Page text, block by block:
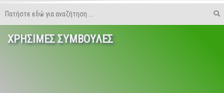
Search
ΧΡΗΣΙΜΕΣ ΣΥΜΒΟΥΛΕΣ